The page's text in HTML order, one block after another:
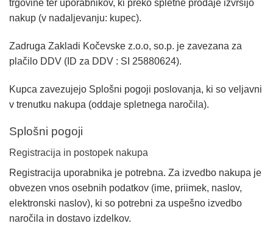
trgovine ter uporabnikov, ki preko spletne prodaje izvršijo
nakup (v nadaljevanju: kupec).
Zadruga Zakladi Kočevske z.o.o, so.p. je zavezana za
plačilo DDV (ID za DDV : SI 25880624).
Kupca zavezujejo Splošni pogoji poslovanja, ki so veljavni
v trenutku nakupa (oddaje spletnega naročila).
Splošni pogoji
Registracija in postopek nakupa
Registracija uporabnika je potrebna. Za izvedbo nakupa je
obvezen vnos osebnih podatkov (ime, priimek, naslov,
elektronski naslov), ki so potrebni za uspešno izvedbo
naročila in dostavo izdelkov.